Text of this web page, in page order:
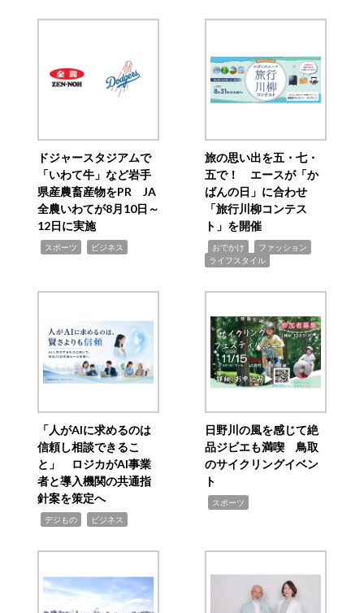
ドジャースタジアムで
「いわて牛」など岩手
県産農畜産物をPR JA
全農いわてが8月10日～
12日に実施
スポーツ ビジネス
旅の思い出を五・七・
五で！ エースが「か
ばんの日」に合わせ
「旅行川柳コンテス
ト」を開催
おでかけ ファッション
ライフスタイル
「人がAIに求めるのは
信頼し相談できるこ
と」 ロジカがAI事業
者と導入機関の共通指
針案を策定へ
デジもの ビジネス
日野川の風を感じて絶
品ジビエも満喫 鳥取
のサイクリングイベン
ト
スポーツ